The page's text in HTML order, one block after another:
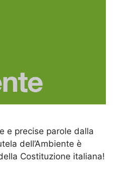
e precise parole dalla
dell’Ambiente è
Costituzione italiana!